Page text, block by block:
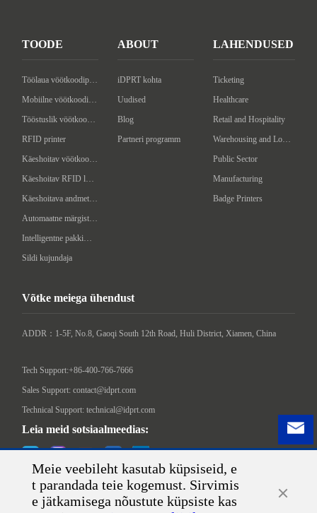
Meie veebileht kasutab küpsiseid, e
t parandada teie kogemust. Sirvimis
e jätkamisega nõustute küpsiste kas
TOODE
Töölaua vöötkoodiprinter
Mobiilne vöötkoodiprinter
Tööstuslik vöötkoodiprinter
RFID printer
Käeshoitav vöötkoodi skanner
Käeshoitav RFID lugeja/kirjutaja
Käeshoitava andmeterminal
Automaatne märgistusmasin
Intelligentne pakkimismasin
Sildi kujundaja
ABOUT
iDPRT kohta
Uudised
Blog
Partneri programm
LAHENDUSED
Ticketing
Healthcare
Retail and Hospitality
Warehousing and Logistics
Public Sector
Manufacturing
Badge Printers
Võtke meiega ühendust
ADDR：1-5F, No.8, Gaoqi South 12th Road, Huli District, Xiamen, China
Tech Support:+86-400-766-7666
Sales Support: contact@idprt.com
Technical Support: technical@idprt.com
Leia meid sotsiaalmeedias: